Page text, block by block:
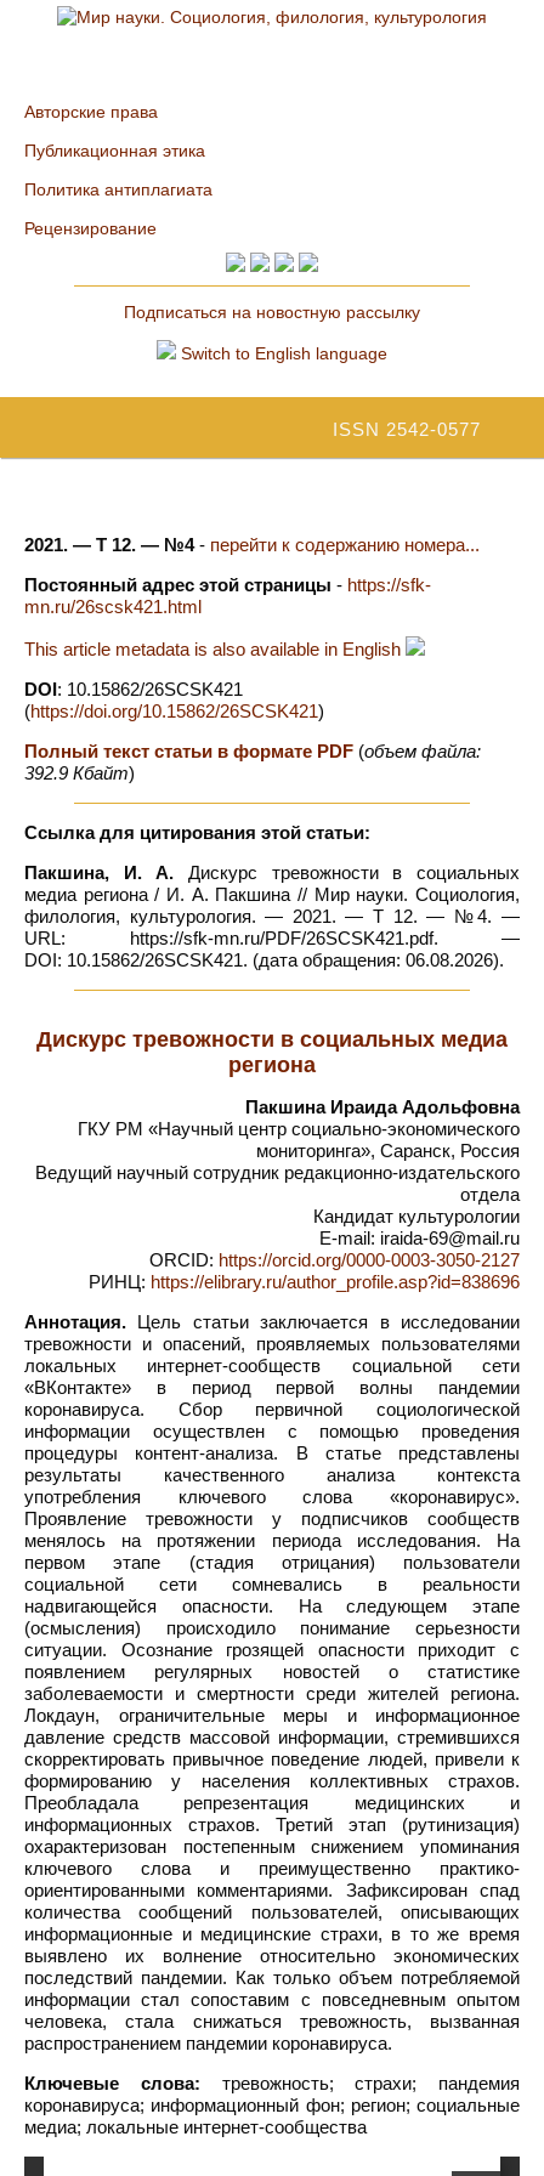
Авторские права
Публикационная этика
Политика антиплагиата
Рецензирование
Подписаться на новостную рассылку
Switch to English language
ISSN 2542-0577
2021. — Т 12. — №4- перейти к содержанию номера...
Постоянный адрес этой страницы - https://sfk-
mn.ru/26scsk421.html
This article metadata is also available in English
DOI: 10.15862/26SCSK421
(https://doi.org/10.15862/26SCSK421)
Полный текст статьи в формате PDF (объем файла:
392.9 Кбайт)
Ссылка для цитирования этой статьи:
Пакшина, И. А. Дискурс тревожности в социальных
медиа региона / И. А. Пакшина // Мир науки. Социология,
филология, культурология. — 2021. — Т 12. — №4. —
URL: https://sfk-mn.ru/PDF/26SCSK421.pdf. —
DOI: 10.15862/26SCSK421. (дата обращения: 06.08.2026).
Дискурс тревожности в социальных медиа
региона
Пакшина Ираида Адольфовна
ГКУ РМ «Научный центр социально-экономического
мониторинга», Саранск, Россия
Ведущий научный сотрудник редакционно-издательского
отдела
Кандидат культурологии
E-mail: iraida-69@mail.ru
ORCID: https://orcid.org/0000-0003-3050-2127
РИНЦ: https://elibrary.ru/author_profile.asp?id=838696
Аннотация. Цель статьи заключается в исследовании
тревожности и опасений, проявляемых пользователями
локальных интернет-сообществ социальной сети
«ВКонтакте» в период первой волны пандемии
коронавируса. Сбор первичной социологической
информации осуществлен с помощью проведения
процедуры контент-анализа. В статье представлены
результаты качественного анализа контекста
употребления ключевого слова «коронавирус».
Проявление тревожности у подписчиков сообществ
менялось на протяжении периода исследования. На
первом этапе (стадия отрицания) пользователи
социальной сети сомневались в реальности
надвигающейся опасности. На следующем этапе
(осмысления) происходило понимание серьезности
ситуации. Осознание грозящей опасности приходит с
появлением регулярных новостей о статистике
заболеваемости и смертности среди жителей региона.
Локдаун, ограничительные меры и информационное
давление средств массовой информации, стремившихся
скорректировать привычное поведение людей, привели к
формированию у населения коллективных страхов.
Преобладала репрезентация медицинских и
информационных страхов. Третий этап (рутинизация)
охарактеризован постепенным снижением упоминания
ключевого слова и преимущественно практико-
ориентированными комментариями. Зафиксирован спад
количества сообщений пользователей, описывающих
информационные и медицинские страхи, в то же время
выявлено их волнение относительно экономических
последствий пандемии. Как только объем потребляемой
информации стал сопоставим с повседневным опытом
человека, стала снижаться тревожность, вызванная
распространением пандемии коронавируса.
Ключевые слова: тревожность; страхи; пандемия
коронавируса; информационный фон; регион; социальные
медиа; локальные интернет-сообщества